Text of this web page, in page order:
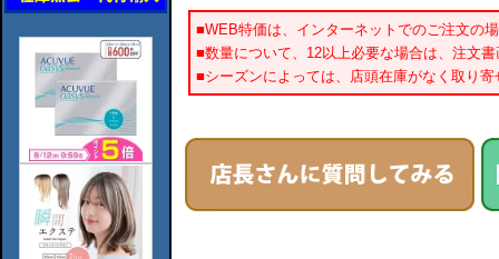
■WEB特価は、インターネットでのご注文の
■数量について、12以上必要な場合は、注文
■シーズンによっては、店頭在庫がなく取り